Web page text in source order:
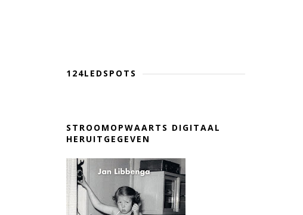
124LEDSPOTS
STROOMOPWAARTS DIGITAAL
HERUITGEGEVEN